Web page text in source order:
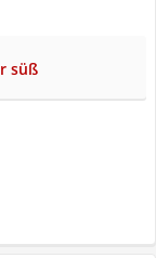
süß